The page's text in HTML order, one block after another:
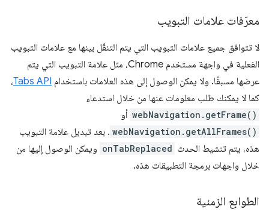
معرّفات علامات التبويب
لا تتوافق جميع علامات التبويب التي يتم التنقّل بينها مع علامات التبويب
الفعلية في واجهة مستخدم Chrome، مثل علامة التبويب التي يتم
عرضها مسبقًا. ولا يمكن الوصول إلى هذه العلامات باستخدام Tabs API،
كما لا يمكنك طلب معلومات عنها من خلال استدعاء
webNavigation.getFrame() أو
webNavigation.getAllFrames() . بعد تبديل علامة التبويب
هذه، يتم تنشيط الحدث onTabReplaced ويمكن الوصول إليها من
خلال واجهات برمجة التطبيقات هذه.
الطوابع الزمنية